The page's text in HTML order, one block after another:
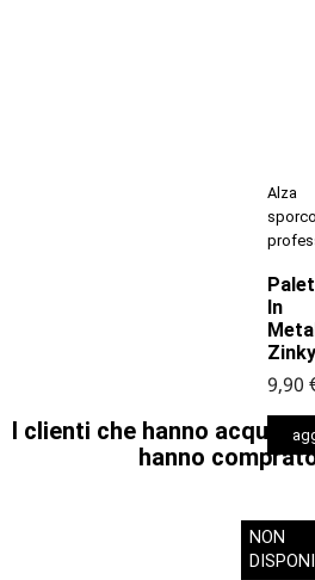
Alza
sporco
In
Zinky
9,90
I clienti che hanno
hanno
NON